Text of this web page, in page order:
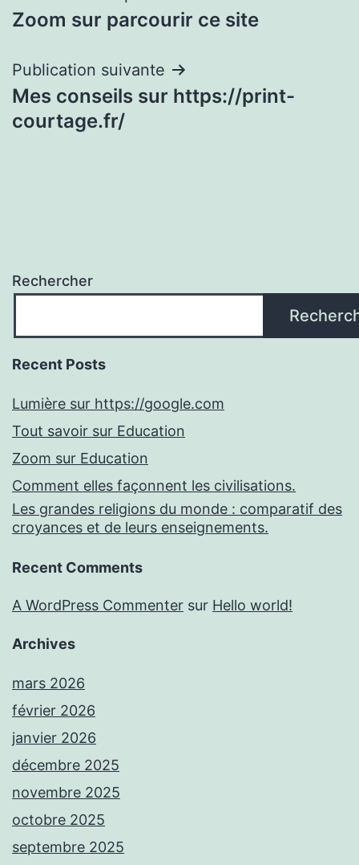
de
l’article
Zoom sur parcourir ce site
Publication suivante
Mes conseils sur https://print-
courtage.fr/
Rechercher
Recent Posts
Lumière sur https://google.com
Tout savoir sur Education
Zoom sur Education
Comment elles façonnent les civilisations.
Les grandes religions du monde : comparatif des
croyances et de leurs enseignements.
Recent Comments
A WordPress Commenter sur Hello world!
Archives
mars 2026
février 2026
janvier 2026
décembre 2025
novembre 2025
octobre 2025
septembre 2025